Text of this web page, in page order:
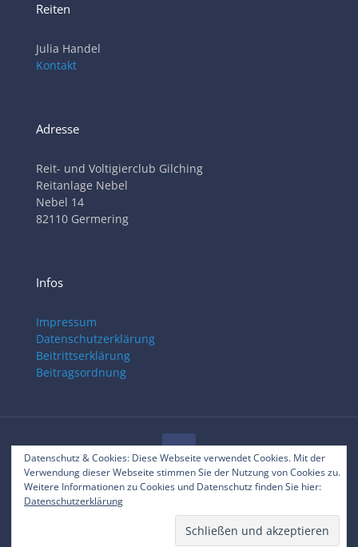
Reiten
Julia Handel
Kontakt
Adresse
Reit- und Voltigierclub Gilching
Reitanlage Nebel
Nebel 14
82110 Germering
Infos
Impressum
Datenschutzerklärung
Beitrittserklärung
Beitragsordnung
Datenschutz & Cookies: Diese Webseite verwendet Cookies. Mit der
Verwendung dieser Webseite stimmen Sie der Nutzung von Cookies zu.
Weitere Informationen zu Cookies und Datenschutz finden Sie hier:
Datenschutzerklärung
© 2025 RVC Gilching